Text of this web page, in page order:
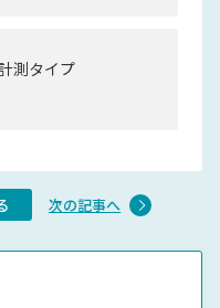
測タイプ
次の記事へ